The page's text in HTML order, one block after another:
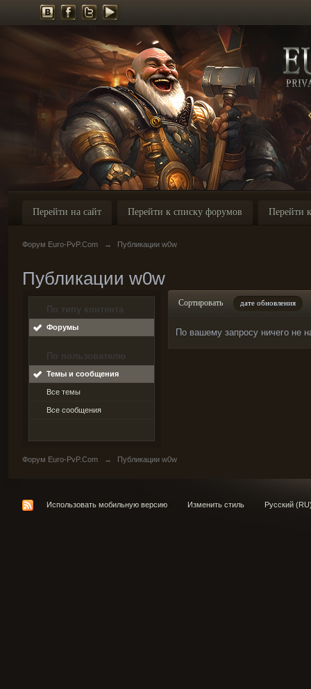
Перейти на сайт Перейти к списку форумов Перейти
Форум Euro-PvP.Com → Публикации w0w
Публикации w0w
По типу контента
Форумы
По пользователю
Темы и сообщения
Все темы
Все сообщения
Сортировать дате обновления
По вашему запросу ничего не
Форум Euro-PvP.Com → Публикации w0w
Использовать мобильную версию Изменить стиль Русский